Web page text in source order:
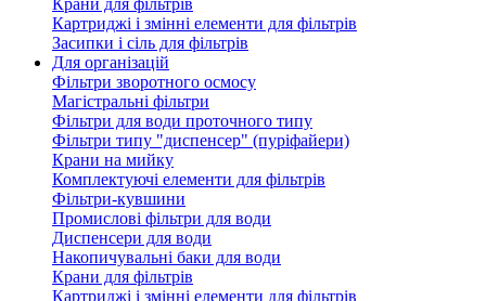
Крани для фільтрів
Картриджі і змінні елементи для фільтрів
Засипки і сіль для фільтрів
Для організацій
Фільтри зворотного осмосу
Магістральні фільтри
Фільтри для води проточного типу
Фільтри типу "диспенсер" (пуріфайери)
Крани на мийку
Комплектуючі елементи для фільтрів
Фільтри-кувшини
Промислові фільтри для води
Диспенсери для води
Накопичувальні баки для води
Крани для фільтрів
Картриджі і змінні елементи для фільтрів